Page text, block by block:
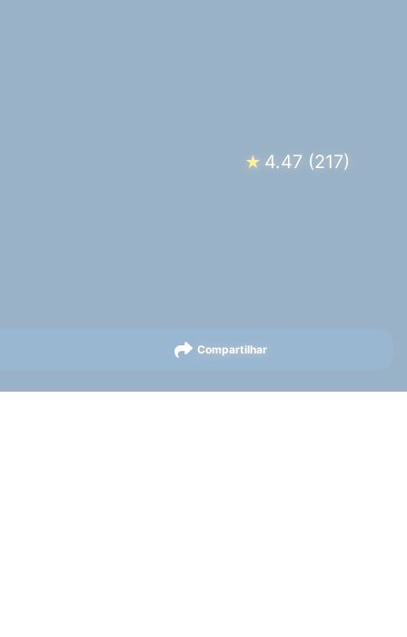
★ 4.47 (217)
Compartilhar